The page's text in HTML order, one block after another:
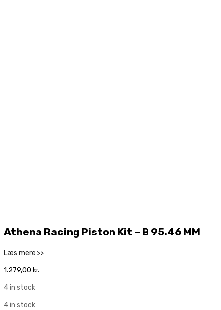
Athena Racing Piston Kit – B 95.46 MM
Læs mere >>
1.279,00 kr.
4 in stock
4 in stock